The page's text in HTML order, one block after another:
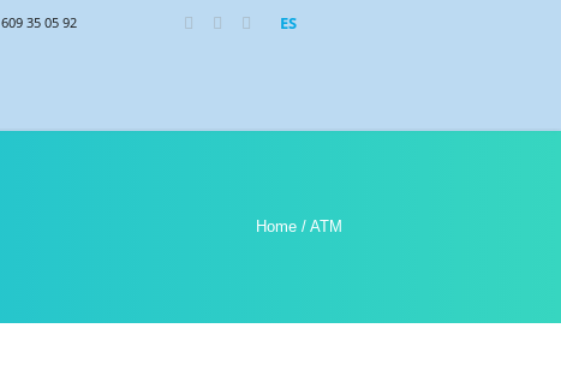
ES
609 35 05 92
Home / ATM